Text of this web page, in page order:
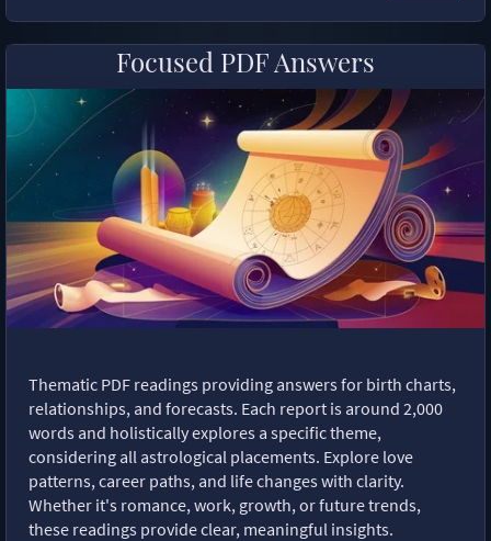
Focused PDF Answers
Thematic PDF readings providing answers for birth charts,
relationships, and forecasts. Each report is around 2,000
words and holistically explores a specific theme,
considering all astrological placements. Explore love
patterns, career paths, and life changes with clarity.
Whether it's romance, work, growth, or future trends,
these readings provide clear, meaningful insights.